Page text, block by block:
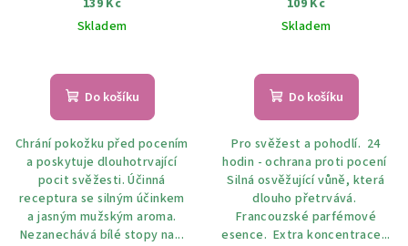
150 ml
139 Kč
Skladem
Do košíku
Chrání pokožku před pocením
a poskytuje dlouhotrvající
pocit svěžesti. Účinná
receptura se silným účinkem
a jasným mužským aroma.
Nezanechává bílé stopy na...
109 Kč
Skladem
Do košíku
Pro svěžest a pohodlí. 24
hodin - ochrana proti pocení
Silná osvěžující vůně, která
dlouho přetrvává.
Francouzské parfémové
esence. Extra koncentrace...